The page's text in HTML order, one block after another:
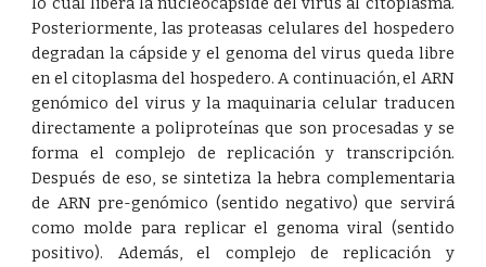
Posteriormente, las proteasas celulares del hospedero
degradan la cápside y el genoma del virus queda libre
en el citoplasma del hospedero. A continuación, el ARN
genómico del virus y la maquinaria celular traducen
directamente a poliproteínas que son procesadas y se
forma el complejo de replicación y transcripción.
Después de eso, se sintetiza la hebra complementaria
de ARN pre-genómico (sentido negativo) que servirá
como molde para replicar el genoma viral (sentido
positivo). Además, el complejo de replicación y